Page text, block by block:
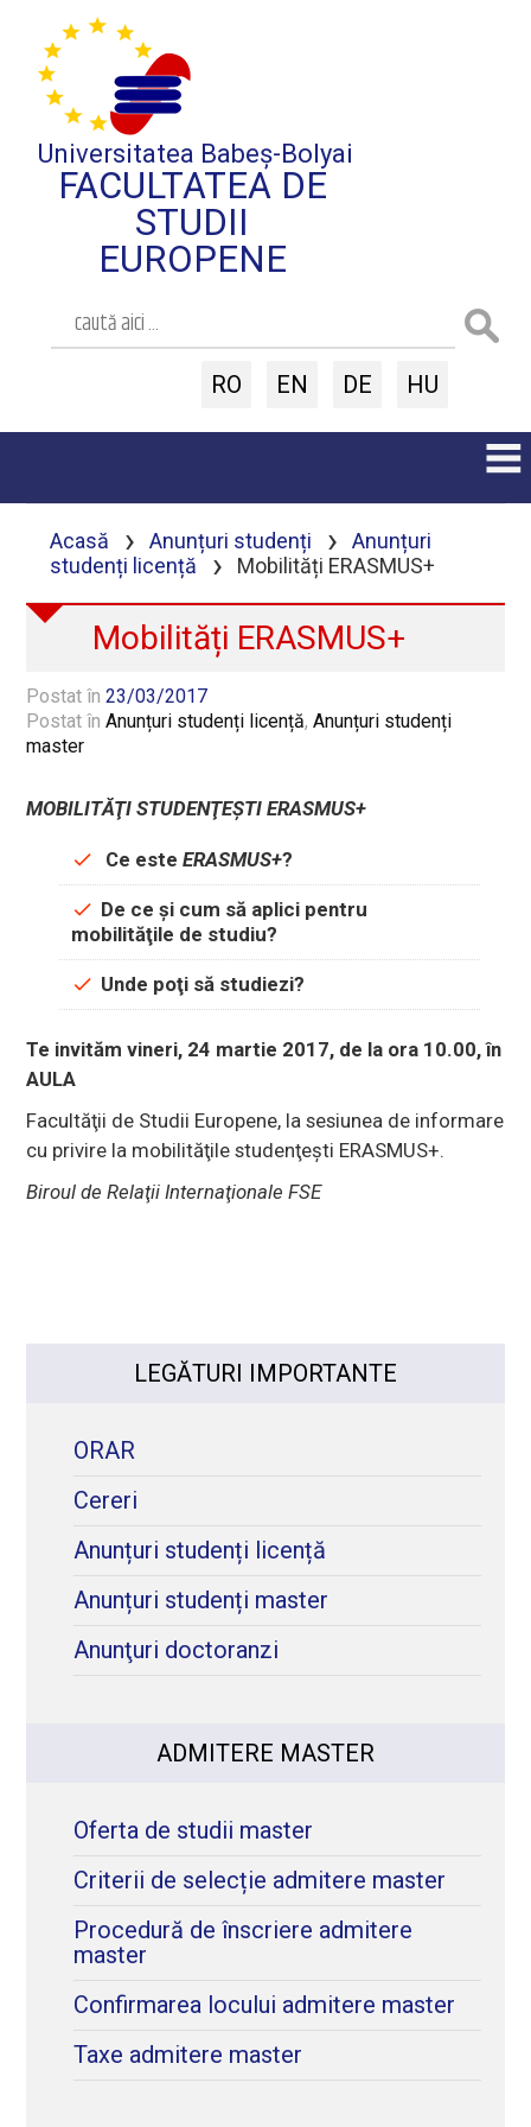
Universitatea Babeș-Bolyai
FACULTATEA DE
STUDII
EUROPENE
RO EN DE HU
Acasă › Anunțuri studenți ›
Anunțuri
studenți licență
› Mobilități ERASMUS+
Mobilități ERASMUS+
Postat în23/03/2017
Postat înAnunțuri studenți licență,Anunțuri studenți
master
MOBILITĂŢI STUDENŢEŞTI ERASMUS+
Ce este ERASMUS+?
De ce şi cum să aplici pentru
mobilităţile de studiu?
Unde poţi să studiezi?
Te invităm vineri, 24 martie 2017, de la ora 10.00, în
AULA
Facultăţii de Studii Europene, la sesiunea de informare
cu privire la mobilităţile studenţeşti ERASMUS+.
Biroul de Relaţii Internaţionale FSE
LEGĂTURI IMPORTANTE
ORAR
Cereri
Anunțuri studenți licență
Anunțuri studenți master
Anunţuri doctoranzi
ADMITERE MASTER
Oferta de studii master
Criterii de selecție admitere master
Procedură de înscriere admitere
master
Confirmarea locului admitere master
Taxe admitere master